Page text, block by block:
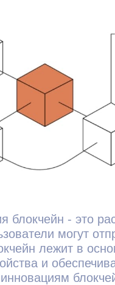
блокчейн - это
могут
лежит в
и